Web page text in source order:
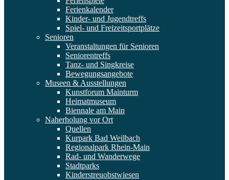
Ferienkalender
Kinder- und Jugendtreffs
Spiel- und Freizeitsportplätze
Senioren
Veranstaltungen für Senioren
Seniorentreffs
Tanz- und Singkreise
Bewegungsangebote
Museen & Ausstellungen
Kunstforum Mainturm
Heimatmuseum
Biennale am Main
Naherholung vor Ort
Quellen
Kurpark Bad Weilbach
Regionalpark Rhein-Main
Rad- und Wanderwege
Stadtparks
Kinderstreuobstwiesen